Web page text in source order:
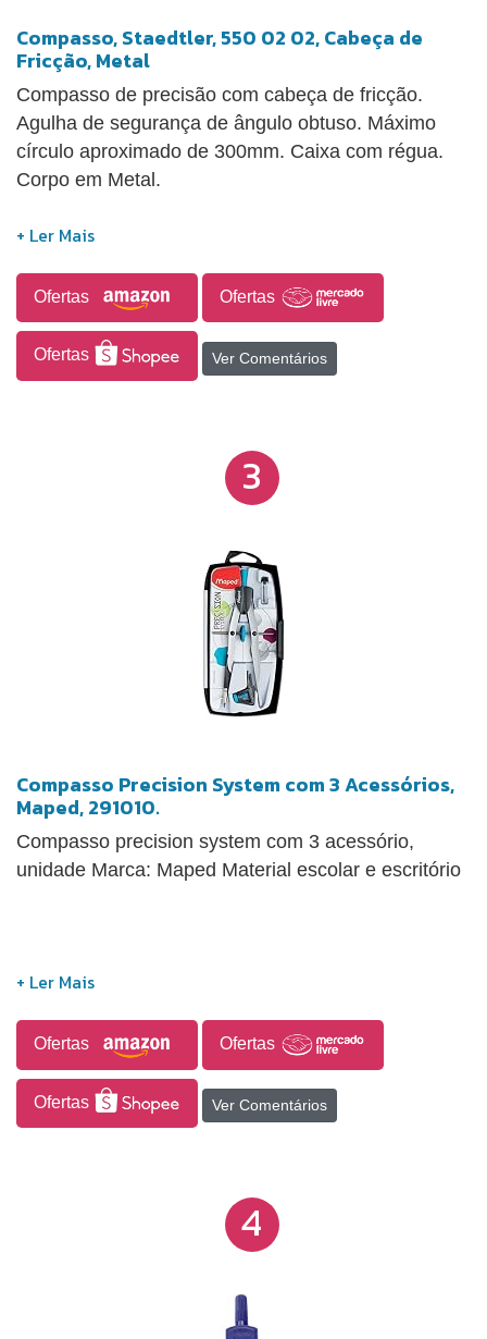
Compasso, Staedtler, 550 02 02, Cabeça de
Fricção, Metal
Compasso de precisão com cabeça de fricção.
Agulha de segurança de ângulo obtuso. Máximo
círculo aproximado de 300mm. Caixa com régua.
Corpo em Metal.
Ofertas Ofertas
Ofertas Ver Comentários
3
Compasso Precision System com 3 Acessórios,
Maped, 291010.
Compasso precision system com 3 acessório,
unidade Marca: Maped Material escolar e escritório
Ofertas Ofertas
Ofertas Ver Comentários
4